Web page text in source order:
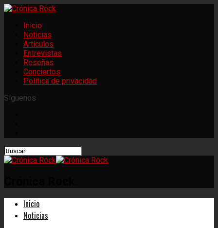
Inicio
Noticias
Artículos
Entrevistas
Reseñas
Conciertos
Política de privacidad
Síguenos
Inicio
Noticias